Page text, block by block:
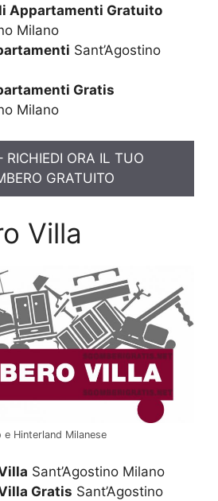
Appartamenti Gratuito
Milano
Sant’Agostino
Gratis
Milano
RICHIEDI ORA IL TUO
GRATUITO
Villa
Hinterland Milanese
Sant’Agostino Milano
Gratis Sant’Agostino